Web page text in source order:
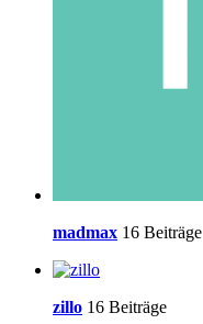
madmax 16 Beiträge
zillo 16 Beiträge